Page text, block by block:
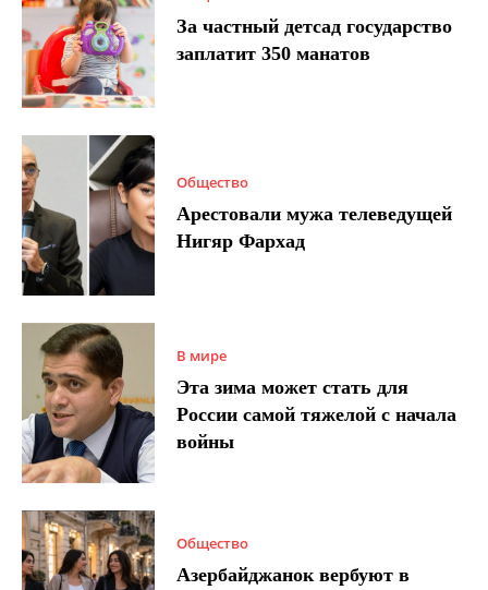
За частный детсад государство
заплатит 350 манатов
Общество
Арестовали мужа телеведущей
Нигяр Фархад
В мире
Эта зима может стать для
России самой тяжелой с начала
войны
Общество
Азербайджанок вербуют в